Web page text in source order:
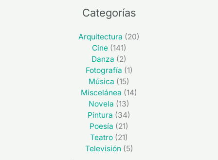
Categorías
Arquitectura (20)
Cine(141)
Danza (2)
Fotografía (1)
Música (15)
Miscelánea (14)
Novela (13)
Pintura (34)
Poesía (21)
Teatro (21)
Televisión (5)